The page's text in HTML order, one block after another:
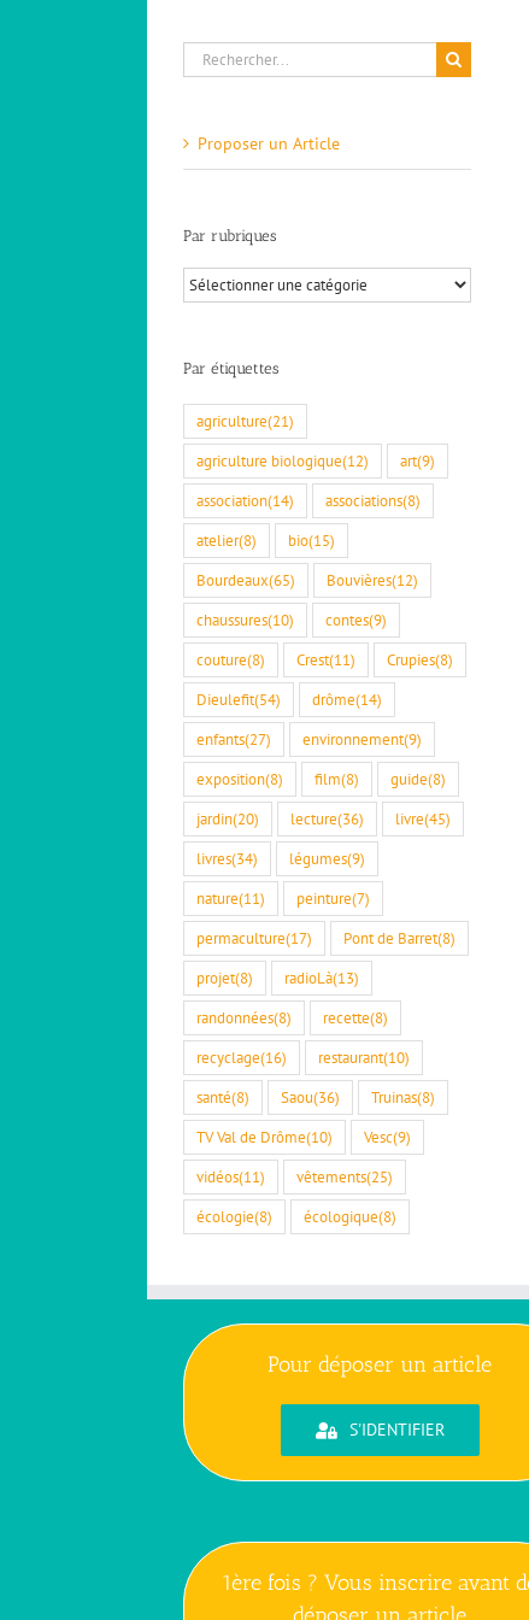
Rechercher:
Proposer un Article
Par rubriques
Par
rubriques
Par étiquettes
agriculture(21)
agriculture biologique(12) art(9)
association(14) associations(8)
atelier(8) bio(15)
Bourdeaux(65) Bouvières(12)
chaussures(10) contes(9)
couture(8) Crest(11) Crupies(8)
Dieulefit(54) drôme(14)
enfants(27) environnement(9)
exposition(8) film(8) guide(8)
jardin(20) lecture(36) livre(45)
livres(34) légumes(9)
nature(11) peinture(7)
permaculture(17) Pont de Barret(8)
projet(8) radioLà(13)
randonnées(8) recette(8)
recyclage(16) restaurant(10)
santé(8) Saou(36) Truinas(8)
TV Val de Drôme(10) Vesc(9)
vidéos(11) vêtements(25)
écologie(8) écologique(8)
Pour déposer un article
S'IDENTIFIER
1ère fois ? Vous inscrire avant